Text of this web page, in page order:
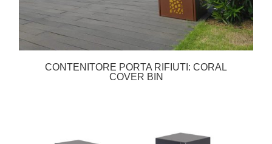
CONTENITORE PORTA RIFIUTI: CORAL
COVER BIN